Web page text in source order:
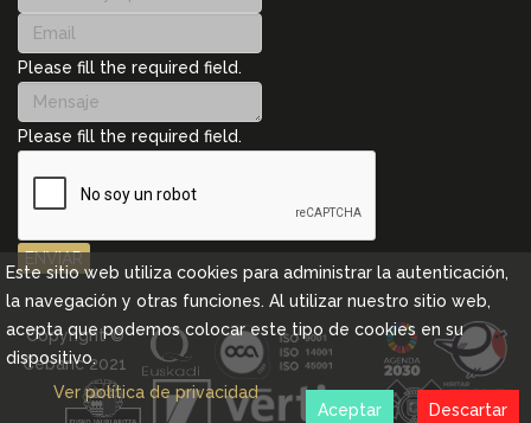
Please fill the required field.
Please fill the required field.
ENVIAR
Copyright ©
Cebanc 2021
Este sitio web utiliza cookies para administrar la autenticación,
la navegación y otras funciones. Al utilizar nuestro sitio web,
acepta que podemos colocar este tipo de cookies en su
dispositivo.
Ver política de privacidad
Descartar
Aceptar